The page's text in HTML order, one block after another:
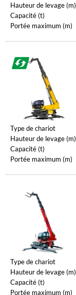
Hauteur de levage (m)
Capacité (t)
Portée maximum (m)
Type de chariot
Hauteur de levage (m)
Capacité (t)
Portée maximum (m)
Type de chariot
Hauteur de levage (m)
Capacité (t)
Portée maximum (m)